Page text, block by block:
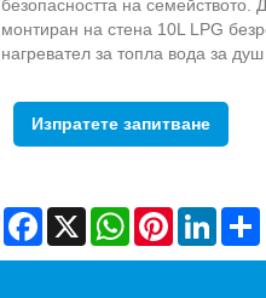
безопасността на семейството.
монтиран на стена 10L LPG
нагревател за топла вода за душ
Изпратете запитване
Facebook
X WhatsAppPinterest